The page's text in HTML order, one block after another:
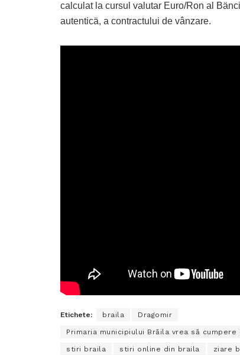
calculat la cursul valutar Euro/Ron al
autenticä, a contractului de vânzare.
Etichete: braila Dragomir
Primaria municipiului Brăila vrea să
stiri braila stiri online din braila ziare